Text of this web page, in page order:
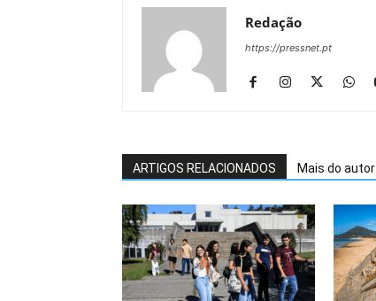
Redação
https://pressnet.pt
ARTIGOS RELACIONADOS Mais do autor